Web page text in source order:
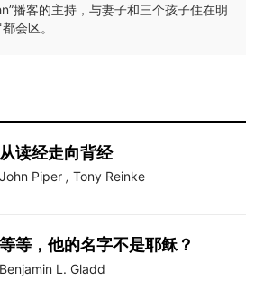
播客的主持，与妻子和三个孩子住在明
会区。
从读经走向背经
John Piper , Tony Reinke
等等，他的名字不是耶稣？
Benjamin L. Gladd